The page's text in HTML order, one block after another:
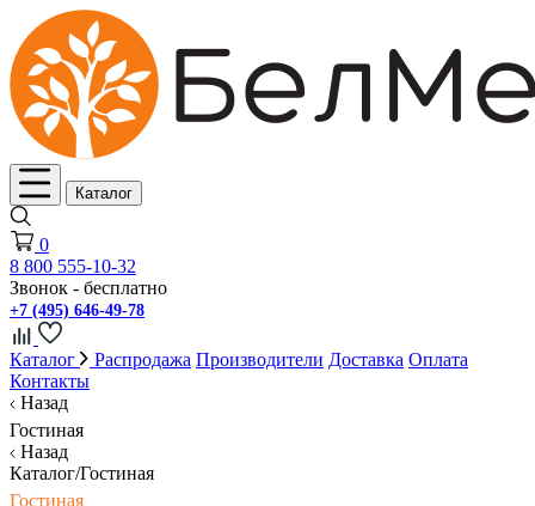
Каталог
0
8 800 555-10-32
Звонок - бесплатно
+7 (495) 646-49-78
Каталог Распродажа Производители Доставка Оплата
Контакты
Назад
Гостиная
Назад
Каталог/Гостиная
Гостиная